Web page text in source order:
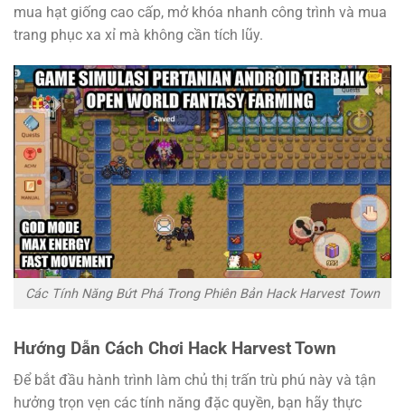
mua hạt giống cao cấp, mở khóa nhanh công trình và mua
trang phục xa xỉ mà không cần tích lũy.
Các Tính Năng Bứt Phá Trong Phiên Bản Hack Harvest Town
Hướng Dẫn Cách Chơi Hack Harvest Town
Để bắt đầu hành trình làm chủ thị trấn trù phú này và tận
hưởng trọn vẹn các tính năng đặc quyền, bạn hãy thực